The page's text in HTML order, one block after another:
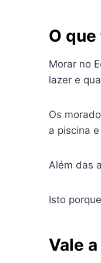
O
Morar no
lazer e
Os
a piscina
Além das
Isto
Vale